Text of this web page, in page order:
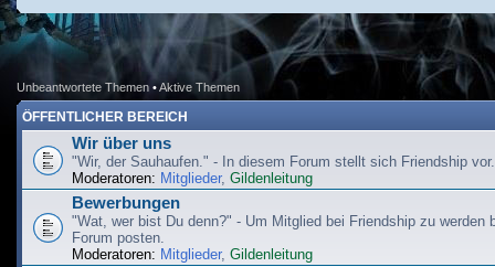
Unbeantwortete Themen •Aktive Themen
ÖFFENTLICHER BEREICH
Wir über uns
"Wir, der Sauhaufen." - In diesem Forum stellt sich Friendship vor.
Moderatoren: Mitglieder, Gildenleitung
Bewerbungen
"Wat, wer bist Du denn?" - Um Mitglied bei Friendship zu werden
Forum posten.
Moderatoren: Mitglieder, Gildenleitung